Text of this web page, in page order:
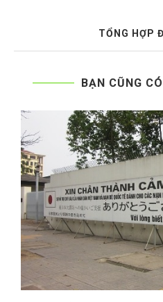
TỔNG HỢP
BẠN CŨNG